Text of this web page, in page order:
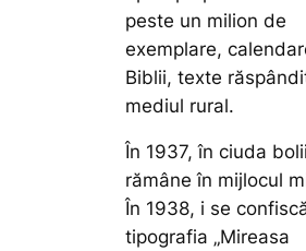
peste un milion de
exemplare,
Biblii, texte
mediul rural.
În 1937, în ciuda
rămâne în mijlocul
În 1938, i se
tipografia „Mireasa